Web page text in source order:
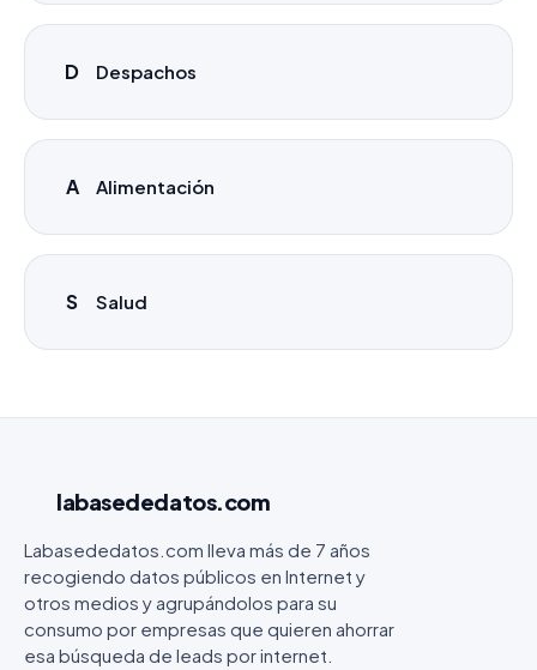
D Despachos
A Alimentación
S Salud
labasededatos.com
Labasededatos.com lleva más de 7 años
recogiendo datos públicos en Internet y
otros medios y agrupándolos para su
consumo por empresas que quieren ahorrar
esa búsqueda de leads por internet.